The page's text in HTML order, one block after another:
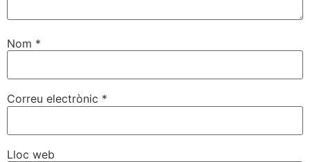
Nom *
Correu electrònic *
Lloc web